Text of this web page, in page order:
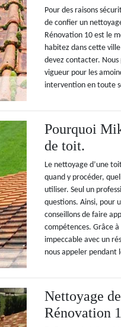
Pour des raisons
de confier un
Rénovation 10 est le
habitez dans cette
devez contacter. Nous
vigueur pour les
intervention en toute
Pourquoi
de toit.
Le nettoyage d’une
quand y procéder,
utiliser. Seul un
questions. Ainsi, pour
conseillons de faire
compétences. Grâce
impeccable avec un
nous appeler pendant
Nettoyage
Rénovation